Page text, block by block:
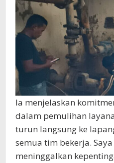
Ia menjelaskan
dalam pemulihan
turun langsung ke
semua tim bekerja.
meninggalkan